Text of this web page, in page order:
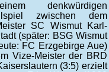
denkwürdigen
zwischen dem
SC Wismut Karl-
(später: BSG Wismut
FC Erzgebirge Aue)
Vize-Meister der BRD
(3:5) erzielt